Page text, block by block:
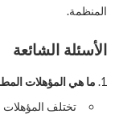
المنظمة.
الأسئلة الشائعة
ما هي المؤهلات
تختلف